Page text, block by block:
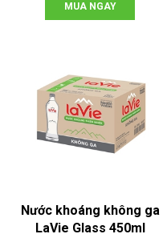
MUA NGAY
Nước khoáng không ga
LaVie Glass 450ml